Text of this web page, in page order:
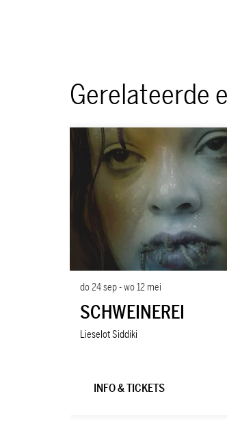
Gerelateerde
SCHWEINEREI
Lieselot Siddiki
do 24 sep-wo 12 mei
INFO & TICKETS